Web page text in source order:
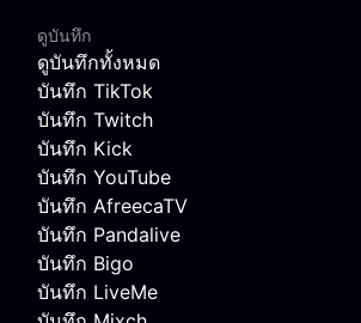
ดูบันทึก
ดูบันทึกทั้งหมด
บันทึก TikTok
บันทึก Twitch
บันทึก Kick
บันทึก YouTube
บันทึก AfreecaTV
บันทึก Pandalive
บันทึก Bigo
บันทึก LiveMe